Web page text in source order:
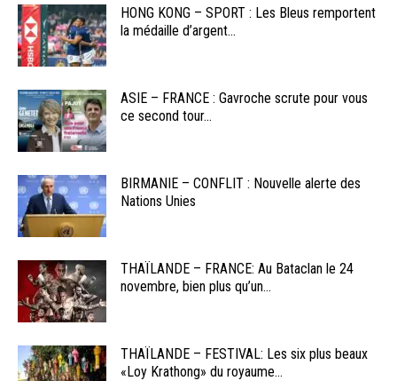
HONG KONG – SPORT : Les Bleus remportent
la médaille d’argent...
ASIE – FRANCE : Gavroche scrute pour vous
ce second tour...
BIRMANIE – CONFLIT : Nouvelle alerte des
Nations Unies
THAÏLANDE – FRANCE: Au Bataclan le 24
novembre, bien plus qu’un...
THAÏLANDE – FESTIVAL: Les six plus beaux
«Loy Krathong» du royaume...